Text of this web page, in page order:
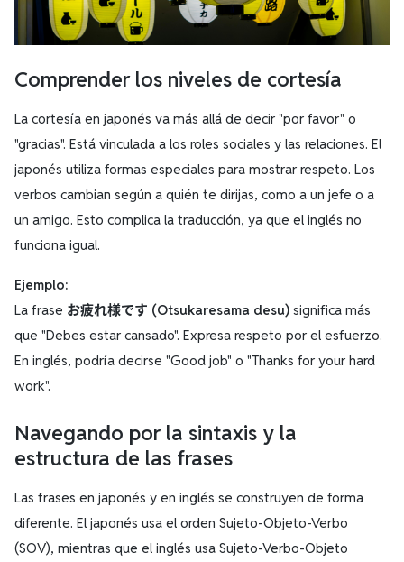
Comprender los niveles de cortesía
La cortesía en japonés va más allá de decir "por favor" o
"gracias". Está vinculada a los roles sociales y las relaciones. El
japonés utiliza formas especiales para mostrar respeto. Los
verbos cambian según a quién te dirijas, como a un jefe o a
un amigo. Esto complica la traducción, ya que el inglés no
funciona igual.
Ejemplo:
La frase お疲れ様です (Otsukaresama desu) significa más
que "Debes estar cansado". Expresa respeto por el esfuerzo.
En inglés, podría decirse "Good job" o "Thanks for your hard
work".
Navegando por la sintaxis y la
estructura de las frases
Las frases en japonés y en inglés se construyen de forma
diferente. El japonés usa el orden Sujeto-Objeto-Verbo
(SOV), mientras que el inglés usa Sujeto-Verbo-Objeto